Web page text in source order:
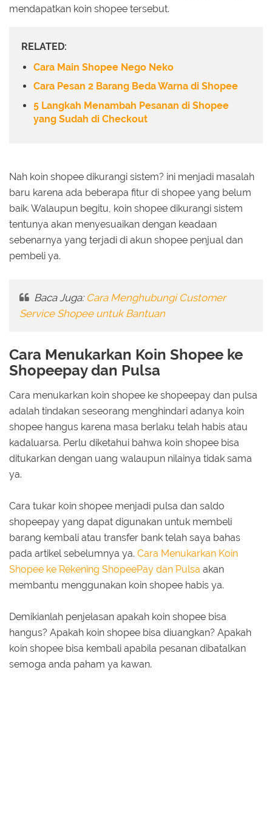
mendapatkan koin shopee tersebut.
RELATED:
Cara Main Shopee Nego Neko
Cara Pesan 2 Barang Beda Warna di Shopee
5 Langkah Menambah Pesanan di Shopee
yang Sudah di Checkout
Nah koin shopee dikurangi sistem? ini menjadi masalah
baru karena ada beberapa fitur di shopee yang belum
baik. Walaupun begitu, koin shopee dikurangi sistem
tentunya akan menyesuaikan dengan keadaan
sebenarnya yang terjadi di akun shopee penjual dan
pembeli ya.
Baca Juga: Cara Menghubungi Customer
Service Shopee untuk Bantuan
Cara Menukarkan Koin Shopee ke
Shopeepay dan Pulsa
Cara menukarkan koin shopee ke shopeepay dan pulsa
adalah tindakan seseorang menghindari adanya koin
shopee hangus karena masa berlaku telah habis atau
kadaluarsa. Perlu diketahui bahwa koin shopee bisa
ditukarkan dengan uang walaupun nilainya tidak sama
ya.
Cara tukar koin shopee menjadi pulsa dan saldo
shopeepay yang dapat digunakan untuk membeli
barang kembali atau transfer bank telah saya bahas
pada artikel sebelumnya ya. Cara Menukarkan Koin
Shopee ke Rekening ShopeePay dan Pulsa akan
membantu menggunakan koin shopee habis ya.
Demikianlah penjelasan apakah koin shopee bisa
hangus? Apakah koin shopee bisa diuangkan? Apakah
koin shopee bisa kembali apabila pesanan dibatalkan
semoga anda paham ya kawan.